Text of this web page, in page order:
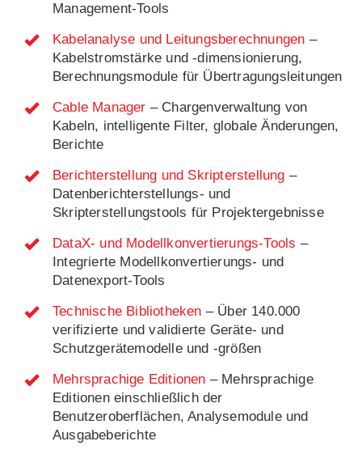
Management-Tools
Kabelanalyse und Leitungsberechnungen –
Kabelstromstärke und -dimensionierung,
Berechnungsmodule für Übertragungsleitungen
Cable Manager – Chargenverwaltung von
Kabeln, intelligente Filter, globale Änderungen,
Berichte
Berichterstellung und Skripterstellung –
Datenberichterstellungs- und
Skripterstellungstools für Projektergebnisse
DataX- und Modellkonvertierungs-Tools –
Integrierte Modellkonvertierungs- und
Datenexport-Tools
Technische Bibliotheken – Über 140.000
verifizierte und validierte Geräte- und
Schutzgerätemodelle und -größen
Mehrsprachige Editionen – Mehrsprachige
Editionen einschließlich der
Benutzeroberflächen, Analysemodule und
Ausgabeberichte